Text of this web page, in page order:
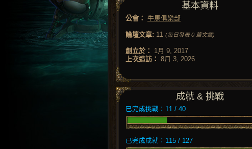
基本資料
公會： 牛馬俱樂部
論壇文章: 11 (每日發表 0 篇文章)
創立於：
1月 9, 2017
上次造訪： 8月 3, 2026
成就 & 挑戰
已完成挑戰：11 / 40
已完成成就：115 / 127